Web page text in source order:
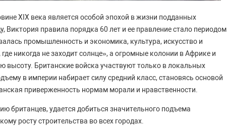
XIX века является особой эпохой в жизни подданных
Виктория правила порядка 60 лет и ее правление стало периодом
промышленность и экономика, культура, искусство и
никогда не заходит солнце», а огромные колонии в Африке и
высоту. Британские войска участвуют только в локальных
в империи набирает силу средний класс, становясь основой
приверженность нормам морали и нравственности.
британцев, удается добиться значительного подъема
росту строительства во всех городах.